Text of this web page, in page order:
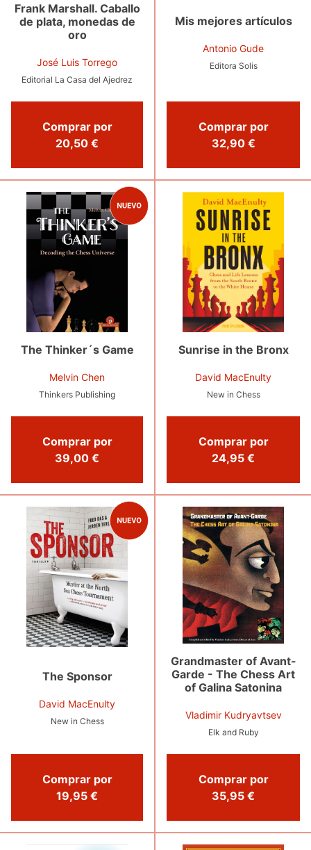
Frank Marshall. Caballo
de plata, monedas de
oro
José Luis Torrego
Editorial La Casa del Ajedrez
Comprar por
20,50 €
Mis mejores artículos
Antonio Gude
Editora Solis
Comprar por
32,90 €
The Thinker´s Game
Melvin Chen
Thinkers Publishing
Comprar por
39,00 €
Sunrise in the Bronx
David MacEnulty
New in Chess
Comprar por
24,95 €
The Sponsor
David MacEnulty
New in Chess
Comprar por
19,95 €
Grandmaster of Avant-
Garde - The Chess Art
of Galina Satonina
Vladimir Kudryavtsev
Elk and Ruby
Comprar por
35,95 €